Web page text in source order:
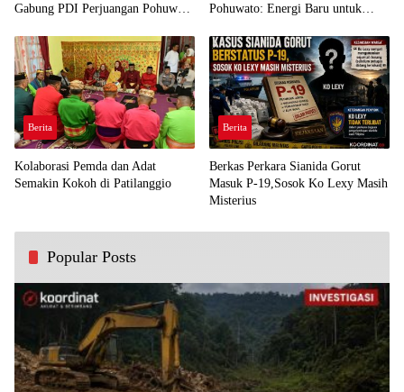
Gabung PDI Perjuangan Pohuwato
Pohuwato: Energi Baru untuk
Berita
Kolaborasi Pemda dan Adat
Semakin Kokoh di Patilanggio
Berita
Berkas Perkara Sianida Gorut
Masuk P-19,Sosok Ko Lexy Masih
Misterius
Popular Posts